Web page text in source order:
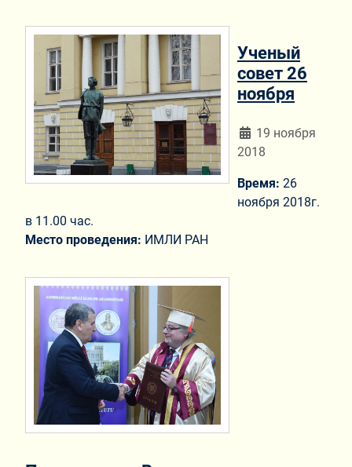
Ученый
совет 26
ноября
Информация о
19 ноября
2018
Время: 26
ноября 2018г.
в 11.00 час.
Место проведения: ИМЛИ РАН